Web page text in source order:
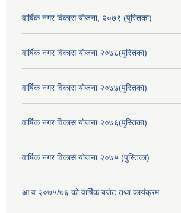
वार्षिक नगर विकास योजना, २०७९ (पुस्तिका)
वार्षिक नगर विकास योजना २०७८(पुस्तिका)
वार्षिक नगर विकास योजना २०७७(पुस्तिका)
वार्षिक नगर विकास योजना २०७६(पुस्तिका)
वार्षिक नगर विकास योजना २०७५ (पुस्तिका)
आ.व.२०७५/७६ को वार्षिक बजेट तथा कार्यक्रम